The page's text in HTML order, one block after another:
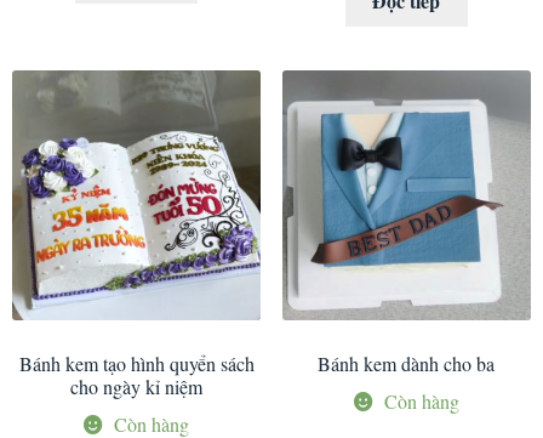
Bánh kem tạo hình quyển sách
cho ngày kỉ niệm
Còn hàng
Bánh kem dành cho ba
Còn hàng